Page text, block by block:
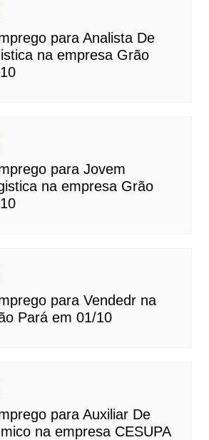
para Analista De
na empresa Grão
para Jovem
na empresa Grão
para Vendedr na
Pará em 01/10
para Auxiliar De
na empresa CESUPA